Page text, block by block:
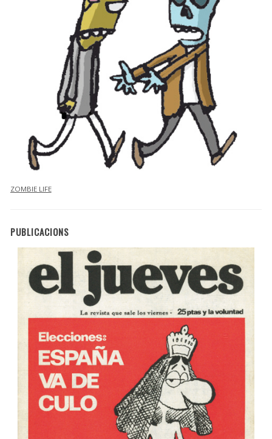
ZOMBIE LIFE
PUBLICACIONS